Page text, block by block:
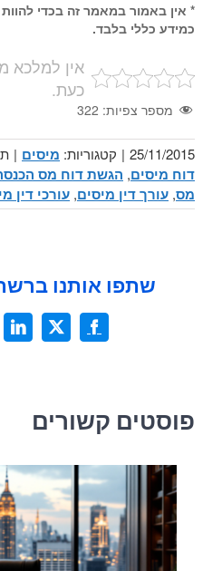
* אין באמור במאמר זה בכדי
כמידע כללי בלבד.
אין למלכא
כעת.
מספר צפיות: 322
25/11/2015
| קטגוריות: מיסים |
דוח מיסים, הגשת דוח מס
מס, עורך דין מיסים, עורכי דין
שתפו אותנו
Facebook
X
פוסטים קשורים